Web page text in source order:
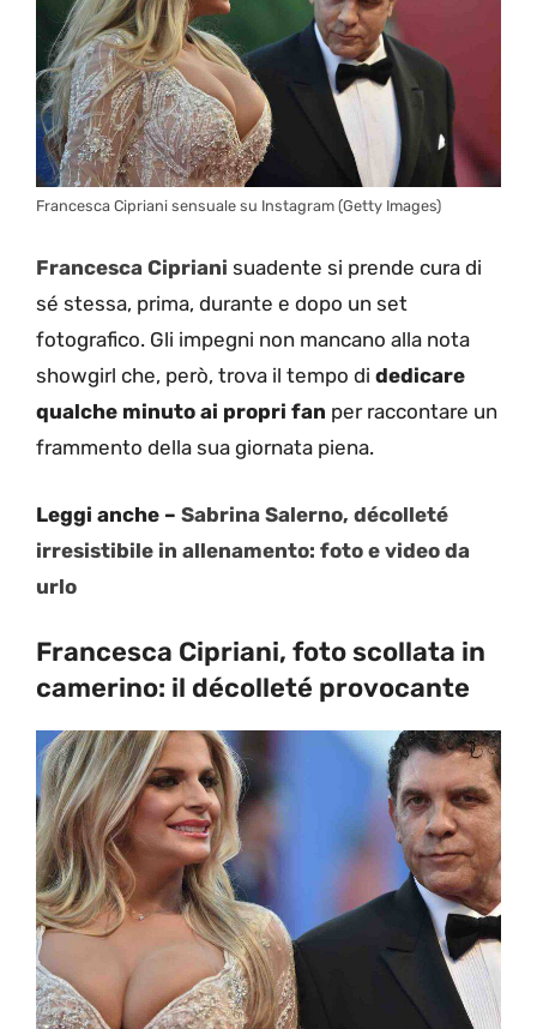
Francesca Cipriani sensuale su Instagram (Getty Images)
Francesca Cipriani suadente si prende cura di
sé stessa, prima, durante e dopo un set
fotografico. Gli impegni non mancano alla nota
showgirl che, però, trova il tempo di dedicare
qualche minuto ai propri fan per raccontare un
frammento della sua giornata piena.
Leggi anche – Sabrina Salerno, décolleté
irresistibile in allenamento: foto e video da
urlo
Francesca Cipriani, foto scollata in
camerino: il décolleté provocante